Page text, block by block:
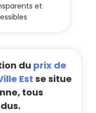
et
du prix de
Est se situe
tous